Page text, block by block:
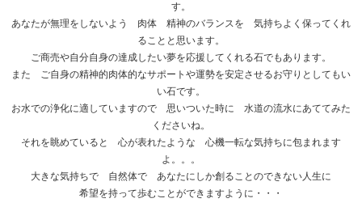
す。
あなたが無理をしないよう 肉体 精神のバランスを 気持ちよく保ってくれ
ることと思います。
ご商売や自分自身の達成したい夢を応援してくれる石でもあります。
また ご自身の精神的肉体的なサポートや運勢を安定させるお守りとしてもい
い石です。
お水での浄化に適していますので 思いついた時に 水道の流水にあててみた
くださいね。
それを眺めていると 心が表れたような 心機一転な気持ちに包まれます
よ。。。
大きな気持ちで 自然体で あなたにしか創ることのできない人生に
希望を持って歩むことができますように・・・